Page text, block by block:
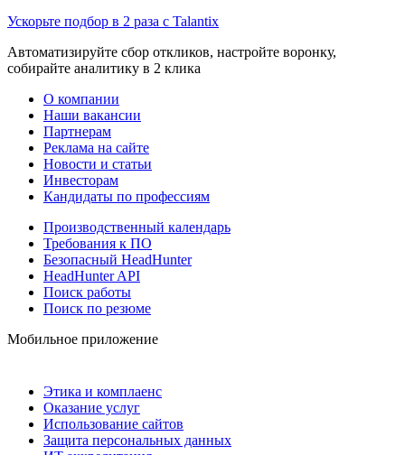
Ускорьте подбор в 2 раза с Talantix
Автоматизируйте сбор откликов, настройте воронку,
собирайте аналитику в 2 клика
О компании
Наши вакансии
Партнерам
Реклама на сайте
Новости и статьи
Инвесторам
Кандидаты по профессиям
Производственный календарь
Требования к ПО
Безопасный HeadHunter
HeadHunter API
Поиск работы
Поиск по резюме
Мобильное приложение
Этика и комплаенс
Оказание услуг
Использование сайтов
Защита персональных данных